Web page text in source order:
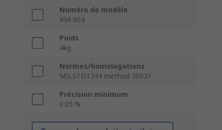
Numéro de modèle
RM-804
Poids
4kg
Normes/homologations
MILSTD1344 method 30021
Précision minimum
0.05 %